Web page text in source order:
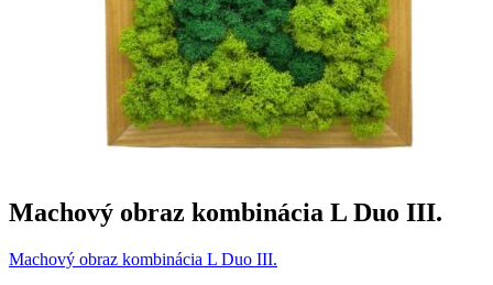
Machový obraz kombinácia L Duo III.
Machový obraz kombinácia L Duo III.